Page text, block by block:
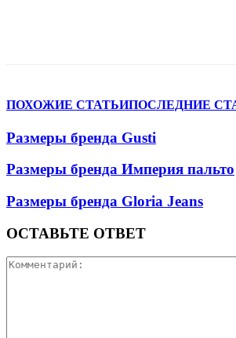
ПОХОЖИЕ СТАТЬИПОСЛЕДНИЕ
Размеры бренда Gusti
Размеры бренда Империя пальто
Размеры бренда Gloria Jeans
ОСТАВЬТЕ ОТВЕТ